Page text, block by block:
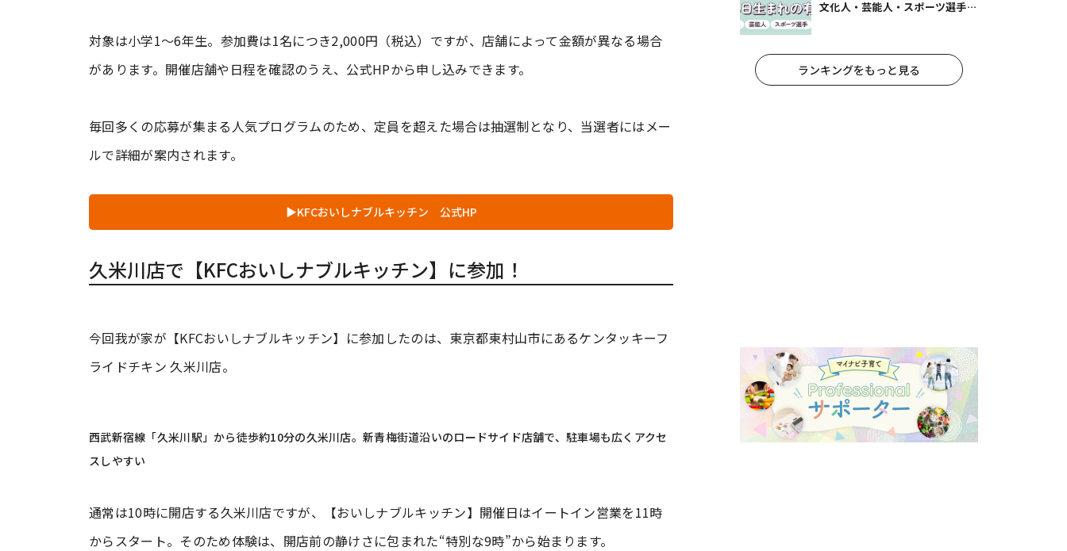
対象は小学1～6年生。参加費は1名につき2,000円（税込）ですが、店舗によって金額が異なる場合
があります。開催店舗や日程を確認のうえ、公式HPから申し込みできます。
毎回多くの応募が集まる人気プログラムのため、定員を超えた場合は抽選制となり、当選者にはメー
ルで詳細が案内されます。
▶KFCおいしナブルキッチン 公式HP
久米川店で【KFCおいしナブルキッチン】に参加！
今回我が家が【KFCおいしナブルキッチン】に参加したのは、東京都東村山市にあるケンタッキーフ
ライドチキン 久米川店。
西武新宿線「久米川駅」から徒歩約10分の久米川店。新青梅街道沿いのロードサイド店舗で、駐車場も広くアクセ
スしやすい
通常は10時に開店する久米川店ですが、【おいしナブルキッチン】開催日はイートイン営業を11時
からスタート。そのため体験は、開店前の静けさに包まれた“特別な9時”から始まります。
文化人・芸能人・スポーツ選手・
ランキングをもっと見る